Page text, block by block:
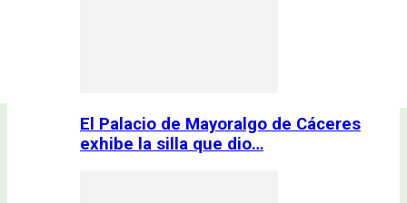
El Palacio de Mayoralgo de Cáceres
exhibe la silla que dio…